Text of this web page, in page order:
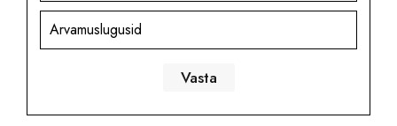
Arvamuslugusid